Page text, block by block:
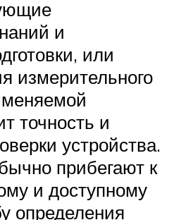
и
или
измерительного
точность и
устройства.
прибегают к
и доступному
определения